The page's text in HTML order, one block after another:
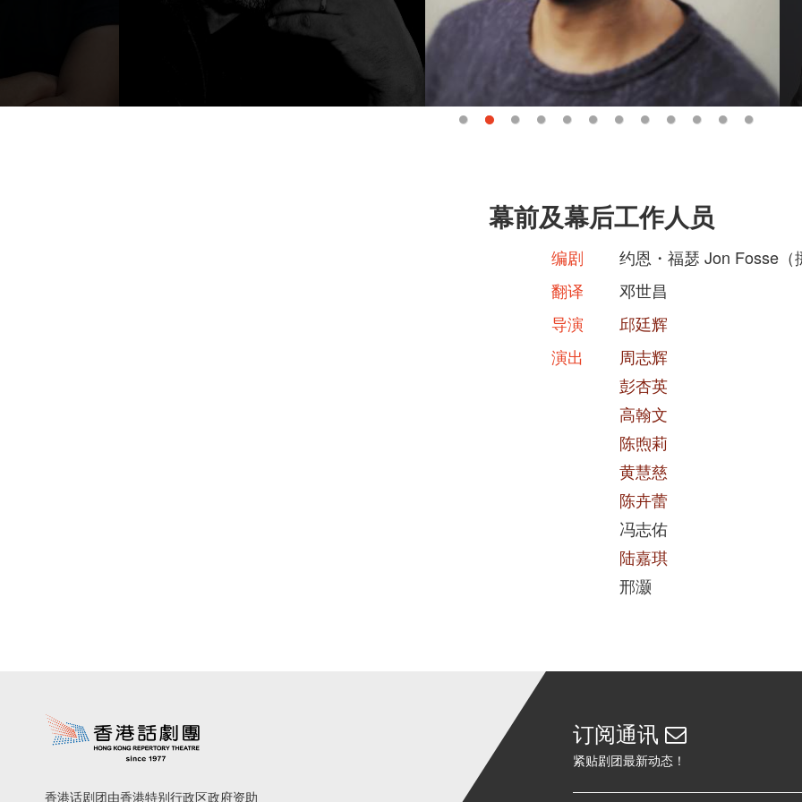
幕前及幕后工作人员
编剧
约恩・福瑟 Jon Fosse（
翻译
邓世昌
导演
邱廷辉
演出
周志辉
彭杏英
高翰文
陈煦莉
黄慧慈
陈卉蕾
冯志佑
陆嘉琪
邢灏
香港话剧团由香港特别行政区政府资助
订阅通讯
紧贴剧团最新动态！